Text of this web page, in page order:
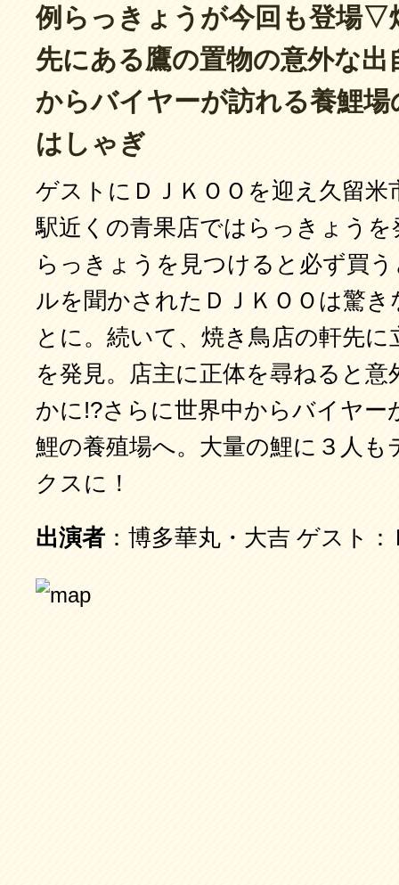
例らっきょうが今回も登場▽
先にある鷹の置物の意外な
からバイヤーが訪れる養鯉場
はしゃぎ
ゲストにＤＪＫＯＯを迎え久留米
駅近くの青果店ではらっきょうを
らっきょうを見つけると必ず買
ルを聞かされたＤＪＫＯＯは驚
とに。続いて、焼き鳥店の軒先に
を発見。店主に正体を尋ねると意
かに!?さらに世界中からバイヤー
鯉の養殖場へ。大量の鯉に３人も
クスに！
出演者 ：博多華丸・大吉 ゲスト